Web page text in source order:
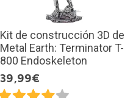
Kit de construcción 3D de
Metal Earth: Terminator T-
800 Endoskeleton
39,99€